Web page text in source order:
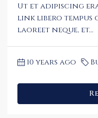
Ut et adipiscing
link libero tempus
laoreet neque, et...
10 years ago